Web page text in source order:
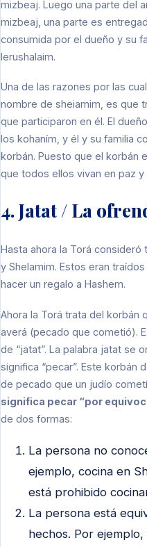
mizbeaj. Luego una parte del
mizbeaj, una parte es
consumida por el dueño y su
Ierushalaim.
Una de las razones por las
nombre de sheiamim, es que
que participaron en él. El
los kohaním, y él y su familia
korbán. Puesto que el korbán
que todos ellos vivan en paz y
4. Jatat / La
Hasta ahora la Torá consideró
y Shelamim. Estos eran
hacer un regalo a Hashem.
Ahora la Torá trata del korbán
averá (pecado que cometió).
de “jatat”. La palabra jatat se
significa “pecar”. Este
de pecado que un judío
significa pecar “por
de dos formas:
La persona no
ejemplo, cocina en
está prohibido
La persona está
hechos. Por